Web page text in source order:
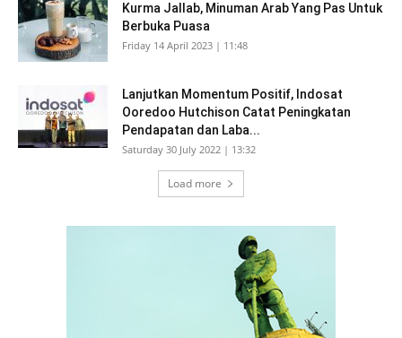
Kurma Jallab, Minuman Arab Yang Pas Untuk
Berbuka Puasa
Friday 14 April 2023 | 11:48
Lanjutkan Momentum Positif, Indosat
Ooredoo Hutchison Catat Peningkatan
Pendapatan dan Laba...
Saturday 30 July 2022 | 13:32
Load more